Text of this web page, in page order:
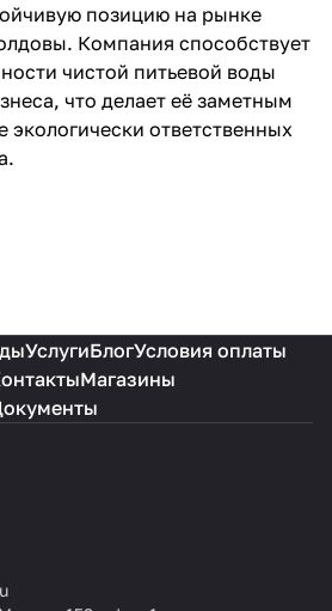
позицию на рынке
Компания способствует
чистой питьевой воды
что делает её заметным
экологически ответственных
УслугиБлогУсловия оплаты
Магазины